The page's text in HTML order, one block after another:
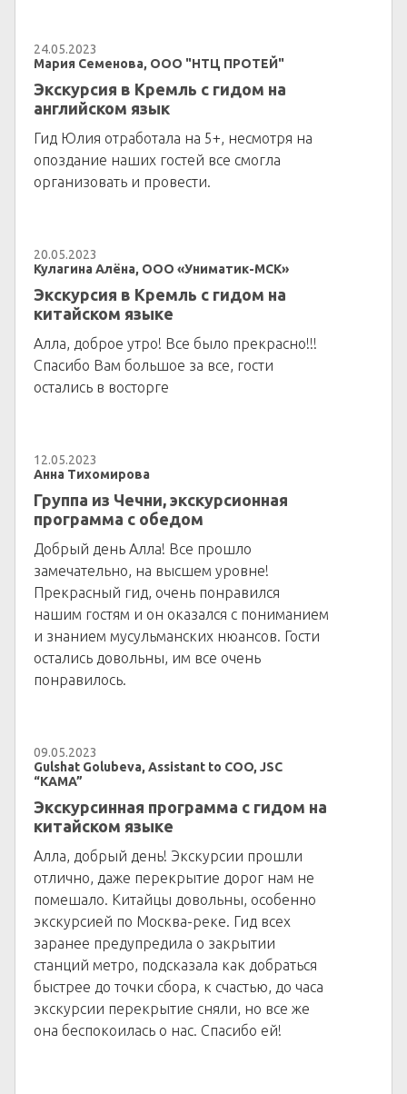
24.05.2023
Мария Семенова, ООО "НТЦ ПРОТЕЙ"
Экскурсия в Кремль с гидом на
английском язык
Гид Юлия отработала на 5+, несмотря на
опоздание наших гостей все смогла
организовать и провести.
20.05.2023
Кулагина Алёна, ООО «Униматик-МСК»
Экскурсия в Кремль с гидом на
китайском языке
Алла, доброе утро! Все было прекрасно!!!
Спасибо Вам большое за все, гости
остались в восторге
12.05.2023
Анна Тихомирова
Группа из Чечни, экскурсионная
программа с обедом
Добрый день Алла! Все прошло
замечательно, на высшем уровне!
Прекрасный гид, очень понравился
нашим гостям и он оказался с пониманием
и знанием мусульманских нюансов. Гости
остались довольны, им все очень
понравилось.
09.05.2023
Gulshat Golubeva, Assistant to COO, JSC
“KAMA”
Экскурсинная программа с гидом на
китайском языке
Алла, добрый день! Экскурсии прошли
отлично, даже перекрытие дорог нам не
помешало. Китайцы довольны, особенно
экскурсией по Москва-реке. Гид всех
заранее предупредила о закрытии
станций метро, подсказала как добраться
быстрее до точки сбора, к счастью, до часа
экскурсии перекрытие сняли, но все же
она беспокоилась о нас. Спасибо ей!